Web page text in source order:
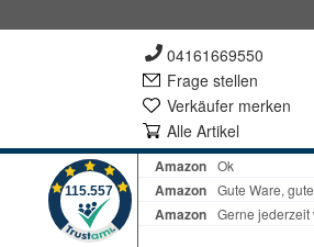
04161669550
Frage stellen
Verkäufer merken
Alle Artikel